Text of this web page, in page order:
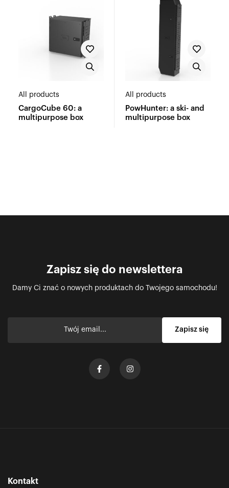
All products
CargoCube 60: a
multipurpose box
All products
PowHunter: a ski- and
multipurpose box
Zapisz się do newslettera
Damy Ci znać o nowych produktach do Twojego samochodu!
Kontakt